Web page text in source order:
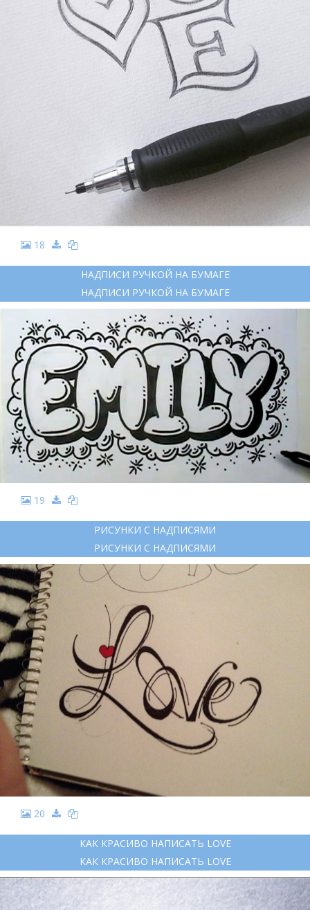
18
НАДПИСИ РУЧКОЙ НА БУМАГЕ
НАДПИСИ РУЧКОЙ НА БУМАГЕ
19
РИСУНКИ С НАДПИСЯМИ
РИСУНКИ С НАДПИСЯМИ
20
КАК КРАСИВО НАПИСАТЬ LOVE
КАК КРАСИВО НАПИСАТЬ LOVE